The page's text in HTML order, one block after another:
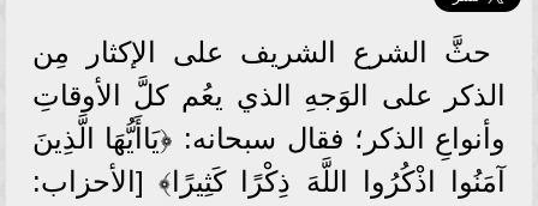
حثَّ الشرع الشريف على الإكثار مِن
الذكر على الوَجهِ الذي يعُم كلَّ الأوقاتِ
وأنواعِ الذكر؛ فقال سبحانه: ﴿يَاأَيُّهَا الَّذِينَ
آمَنُوا اذْكُرُوا اللَّهَ ذِكْرًا كَثِيرًا﴾ [الأحزاب: